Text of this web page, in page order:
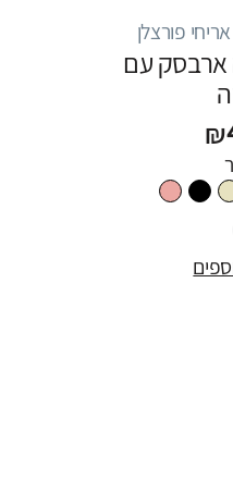
פורצלן
ארבסק עם
₪